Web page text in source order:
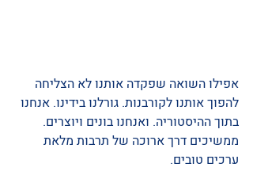
אפילו השואה שפקדה אותנו לא הצליחה
להפוך אותנו לקורבנות. גורלנו בידינו. אנחנו
בתוך ההיסטוריה. ואנחנו בונים ויוצרים.
ממשיכים דרך ארוכה של תרבות מלאת
ערכים טובים.